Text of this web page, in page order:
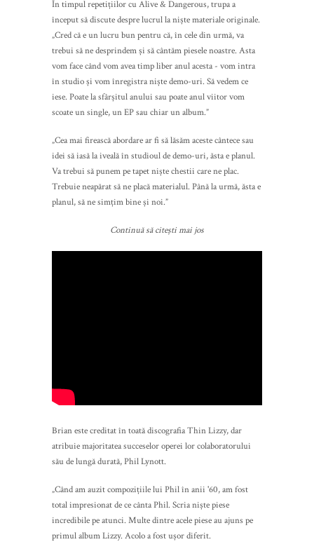
În timpul repetițiilor cu Alive & Dangerous, trupa a
început să discute despre lucrul la niște materiale originale.
„Cred că e un lucru bun pentru că, în cele din urmă, va
trebui să ne desprindem și să cântăm piesele noastre. Asta
vom face când vom avea timp liber anul acesta - vom intra
în studio și vom înregistra niște demo-uri. Să vedem ce
iese. Poate la sfârșitul anului sau poate anul viitor vom
scoate un single, un EP sau chiar un album.”
„Cea mai firească abordare ar fi să lăsăm aceste cântece sau
idei să iasă la iveală în studioul de demo-uri, ăsta e planul.
Va trebui să punem pe tapet niște chestii care ne plac.
Trebuie neapărat să ne placă materialul. Până la urmă, ăsta e
planul, să ne simțim bine și noi.”
Continuă să citești mai jos
Brian este creditat în toată discografia Thin Lizzy, dar
atribuie majoritatea succeselor operei lor colaboratorului
său de lungă durată, Phil Lynott.
„Când am auzit compozițiile lui Phil în anii '60, am fost
total impresionat de ce cânta Phil. Scria niște piese
incredibile pe atunci. Multe dintre acele piese au ajuns pe
primul album Lizzy. Acolo a fost ușor diferit.